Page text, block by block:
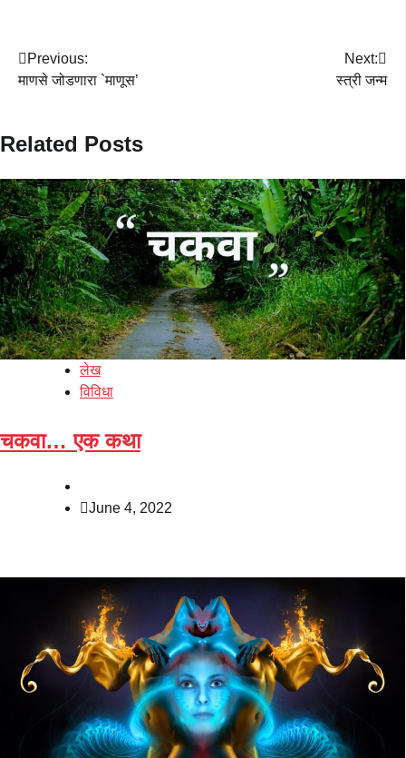
Post
navigation
Previous:
माणसे जोडणारा `माणूस’
Next:
स्त्री जन्म
Related Posts
लेख
विविधा
चकवा… एक कथा
June 4, 2022